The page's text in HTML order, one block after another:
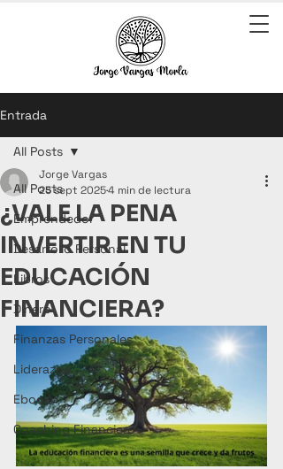
Entrada
All Posts
Emprendedor
Desarrollo Personal
Libros
Dinero
Finanzas Personales
Liderazgo
Ebook
Coaching Financiero
All Posts
¿VALE LA PENA
INVERTIR EN TU
EDUCACIÓN
FINANCIERA?
Jorge Vargas
25 sept 20254 min de lectura